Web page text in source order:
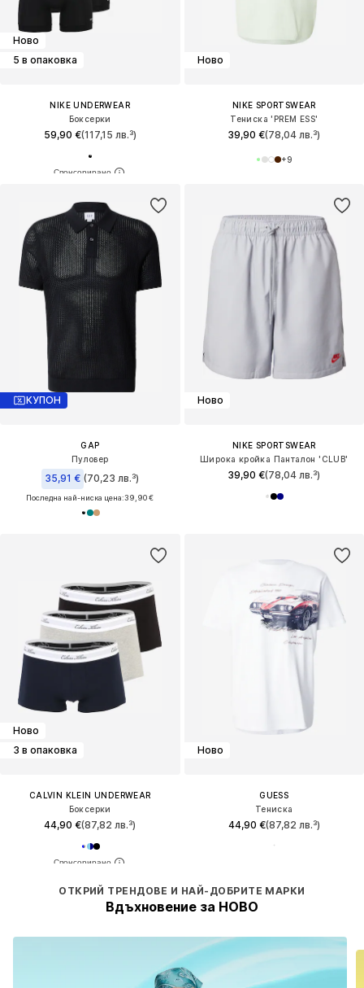
Ново
5 в опаковка
NIKE UNDERWEAR
Боксерки
59,90 €(117,15 лв.³)
Ново
NIKE SPORTSWEAR
Тениска 'PREM ESS'
39,90 €(78,04 лв.³)
+9
КУПОН
GAP
Пуловер
35,91 € (70,23 лв.³)
Последна най-ниска цена:39,90 €
Ново
NIKE SPORTSWEAR
Широка кройка Панталон 'CLUB'
39,90 €(78,04 лв.³)
Ново
3 в опаковка
CALVIN KLEIN UNDERWEAR
Боксерки
44,90 €(87,82 лв.³)
Ново
GUESS
Тениска
44,90 €(87,82 лв.³)
ОТКРИЙ ТРЕНДОВЕ И НАЙ-ДОБРИТЕ МАРКИ
Вдъхновение за НОВО